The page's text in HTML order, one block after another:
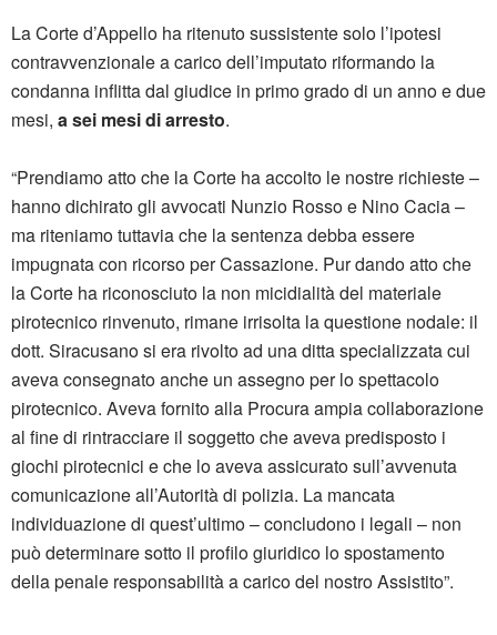
La Corte d’Appello ha ritenuto sussistente solo l’ipotesi
contravvenzionale a carico dell’imputato riformando la
condanna inflitta dal giudice in primo grado di un anno e due
mesi, a sei mesi di arresto.
“Prendiamo atto che la Corte ha accolto le nostre richieste –
hanno dichirato gli avvocati Nunzio Rosso e Nino Cacia –
ma riteniamo tuttavia che la sentenza debba essere
impugnata con ricorso per Cassazione.​ Pur dando atto che
la Corte ha riconosciuto la non micidialità del materiale
pirotecnico rinvenuto, rimane irrisolta la questione nodale: il
dott. Siracusano si era rivolto ad una ditta specializzata cui
aveva consegnato anche un assegno per lo spettacolo
pirotecnico. Aveva fornito alla Procura ampia collaborazione
al fine di rintracciare il soggetto che aveva predisposto i
giochi pirotecnici e che lo aveva assicurato sull’avvenuta
comunicazione all’Autorità di polizia. La mancata
individuazione di quest’ultimo – concludono i legali – non
può determinare sotto il profilo giuridico lo spostamento
della penale responsabilità a carico del nostro Assistito”.